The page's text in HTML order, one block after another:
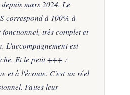
mars 2024. Le
correspond à 100% à
très complet et
L'accompagnement est
Et le petit +++ :
et à l'écoute. C'est un réel
Faites leur